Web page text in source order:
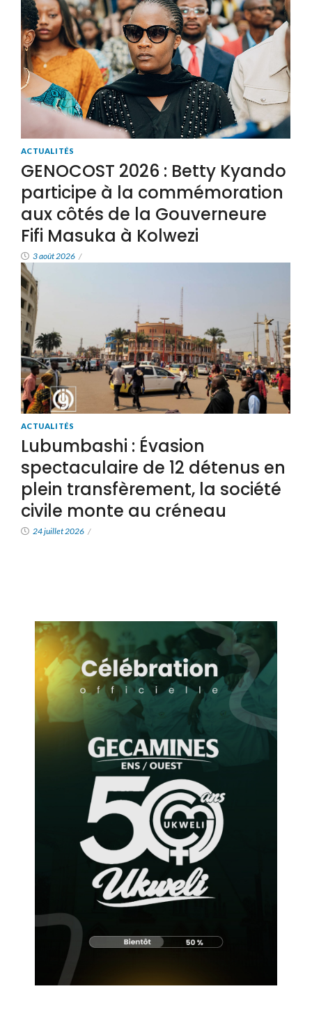
ACTUALITÉS
GENOCOST 2026 : Betty Kyando
participe à la commémoration
aux côtés de la Gouverneure
Fifi Masuka à Kolwezi
3 août 2026 /
ACTUALITÉS
Lubumbashi : Évasion
spectaculaire de 12 détenus en
plein transfèrement, la société
civile monte au créneau
24 juillet 2026 /